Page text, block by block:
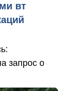
вт
запрос о